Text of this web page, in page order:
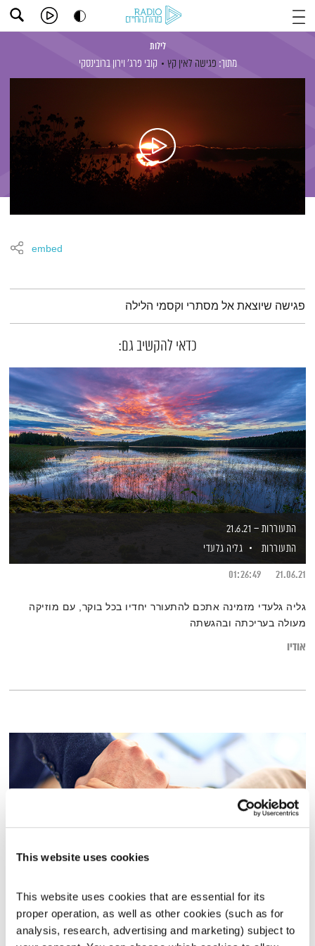
This website uses cookies
This website uses cookies that are essential for its
proper operation, as well as other cookies (such as for
analysis, research, advertising and marketing) subject to
לילות
מתוך: פגישה לאין קץ קובי פרג' וירון ברובינסקי
embed
תמצית הפודקאסט
פגישה שיוצאת אל מסתרי וקסמי הלילה
כדאי להקשיב גם:
התעוררות – 21.6.21
התעוררות
גליה גלעדי
21.06.21
01:26:49
גליה גלעדי מזמינה אתכם להתעורר יחדיו בכל בוקר, עם מוזיקה
מעולה בעריכתה ובהגשתה
אודיו
עשיית טוב טובה לעסקים, האמנם?
השיח הארגוני החדש
שדרנים מתחלפים
00:45:25